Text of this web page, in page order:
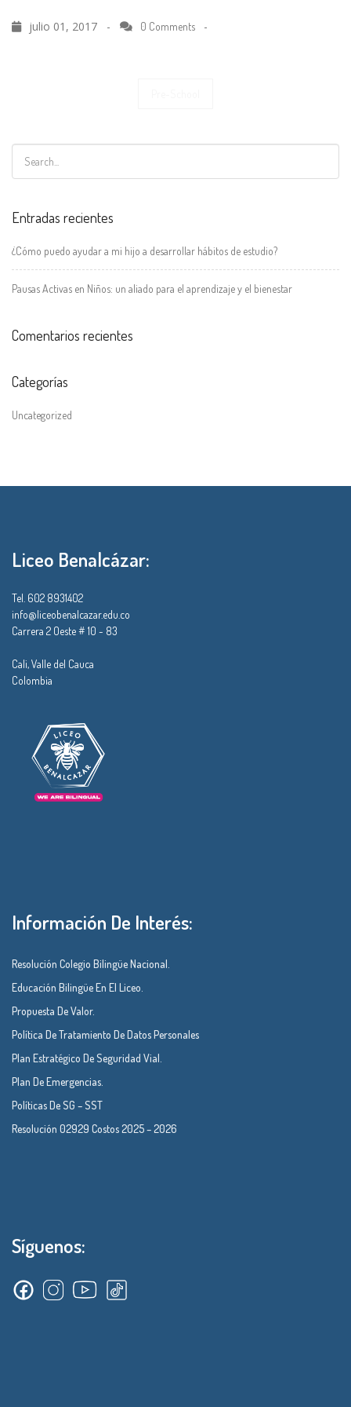
julio 01, 2017 - 0 Comments -
entradas
Entradas recientes
¿Cómo puedo ayudar a mi hijo a desarrollar hábitos de estudio?
Pausas Activas en Niños: un aliado para el aprendizaje y el bienestar
Comentarios recientes
Categorías
Uncategorized
Liceo Benalcázar:
Tel. 602 8931402
info@liceobenalcazar.edu.co
Carrera 2 Oeste # 10 - 83
Cali, Valle del Cauca
Colombia
Información De Interés:
Resolución Colegio Bilingüe Nacional.
Educación Bilingüe En El Liceo.
Propuesta De Valor.
Política De Tratamiento De Datos Personales
Plan Estratégico De Seguridad Vial.
Plan De Emergencias.
Políticas De SG – SST
Resolución 02929 Costos 2025 – 2026
Síguenos: